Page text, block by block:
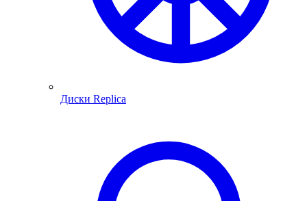
Диски Replica